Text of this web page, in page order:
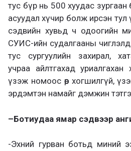
тус бүр нь 500 хуудас
асуудал хүчир болж ирсэн тул
сэдвийн хувьд ч одоогийн
СУИС-ийн судалгааны
тус сургуулийн захирал,
учраа айлтгахад уриалгахан
үзэж номоос өөр хогшилгүй,
эрдэмтэн намайг дэмжин
–Ботиудаа ямар сэдвээр
-Эхний гурван ботьд миний